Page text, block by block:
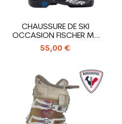
CHAUSSURE DE SKI
OCCASION FISCHER MY
ONE 80 XTR
55,00 €